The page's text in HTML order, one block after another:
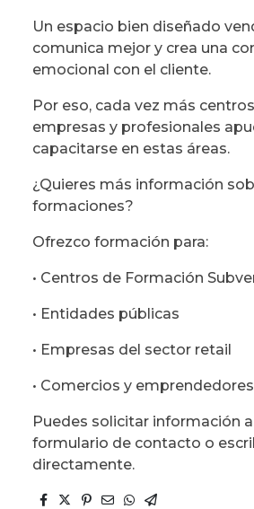
Un espacio bien diseñado
comunica mejor y crea una
emocional con el cliente.
Por eso, cada vez más
empresas y profesionales
capacitarse en estas áreas.
¿Quieres más información
formaciones?
Ofrezco formación para:
• Centros de Formación
• Entidades públicas
• Empresas del sector retail
• Comercios y emprendedores
Puedes solicitar información
formulario de contacto o
directamente.